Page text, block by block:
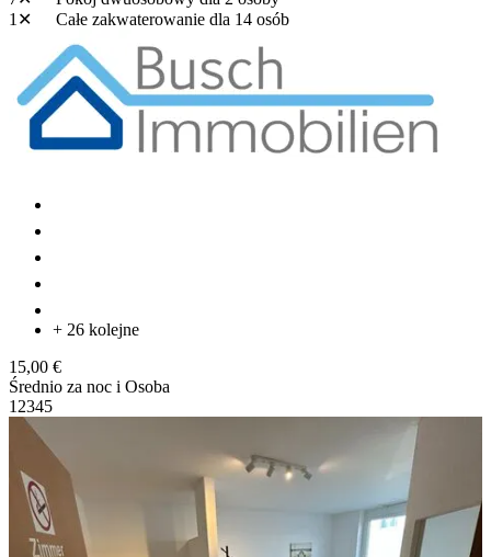
1✕
Całe zakwaterowanie dla 14 osób
+ 26 kolejne
15,00 €
Średnio za noc i Osoba
1 2345